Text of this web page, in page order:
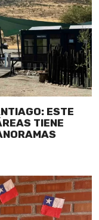
ESTE
TIENE